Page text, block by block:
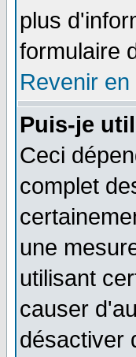
plus
formulaire
Revenir
Puis-je
Ceci
complet
une
utilisant
causer
désactiver